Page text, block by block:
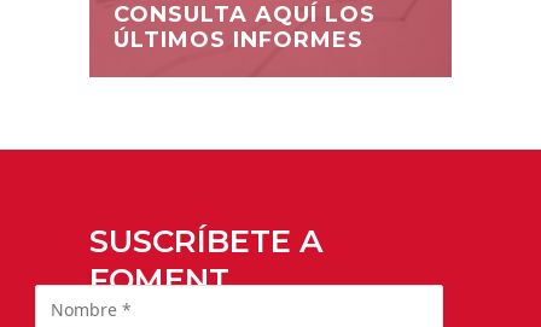
CONSULTA AQUÍ LOS
ÚLTIMOS INFORMES
SUSCRÍBETE A
FOMENT